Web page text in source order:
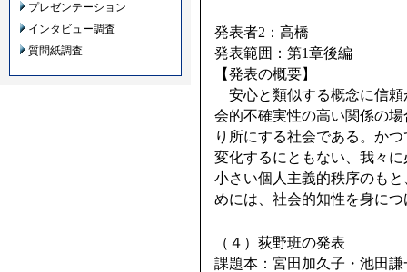
プレゼンテーション
インタビュー調査
質問紙調査
発表者2：高橋
発表範囲：第1章後編
【発表の概要】
安心と類似する概念に信頼
会的不確実性の高い関係の
り所にする社会である。か
変化するにともない、我々
小さい個人主義的秩序のも
めには、社会的知性を身に
（４）荻野班の発表
課題本：宮田加久子・池田